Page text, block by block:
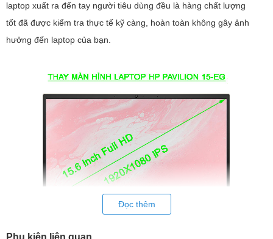
laptop xuất ra đến tay người tiêu dùng đều là hàng chất lượng
tốt đã được kiểm tra thực tế kỹ càng, hoàn toàn không gây ảnh
hưởng đến laptop của bạn.
Đọc thêm